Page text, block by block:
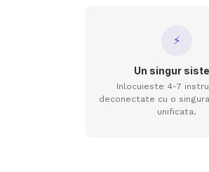
⚡
Un singur
Inlocuieste 4-7
deconectate cu o
unificata.